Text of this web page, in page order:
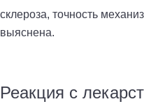
склероза, точность
выяснена.
Реакция с